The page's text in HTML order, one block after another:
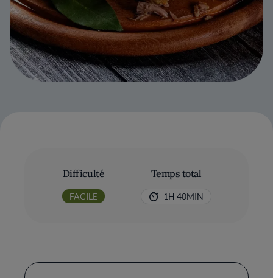
Difficulté
FACILE
Temps total
1H 40MIN